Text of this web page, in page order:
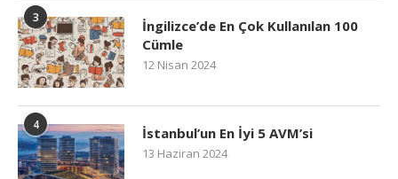
3
İngilizce’de En Çok Kullanılan 100
Cümle
12 Nisan 2024
4 İstanbul’un En İyi 5 AVM’si
13 Haziran 2024